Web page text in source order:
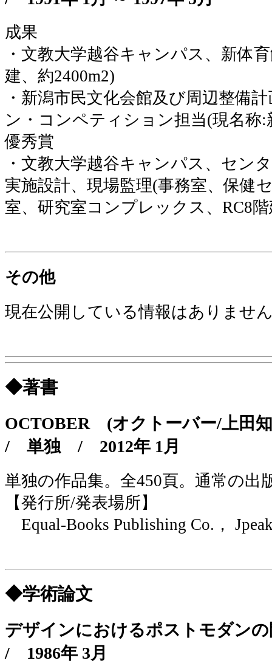
成果
・文教大学越谷キャンパス、新体
建、約2400m2)
・新潟市民文化会館及び周辺整備
ン・コンペティション担当(現名称
優秀賞
・文教大学越谷キャンパス、セン
実施設計、現場監理(事務室、保健
室、研究室コンプレックス、RC8階
その他
現在公開している情報はありませ
◆著書
OCTOBER (オクトーバー/上田
/ 単独 / 2012年 1月
単独の作品集。全450頁。通常の出
【発行所/発表場所】
Equal-Books Publishing Co.，
◆学術論文
デザインにおけるポストモダン
/ 1986年 3月